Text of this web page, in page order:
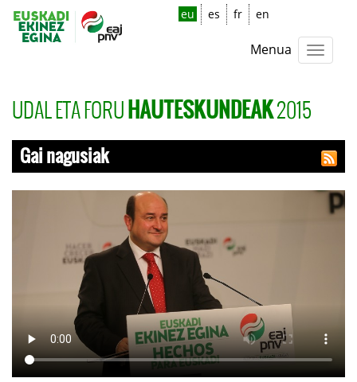
eu es fr en
Menua
UDAL ETA FORUHAUTESKUNDEAK2015
Gai nagusiak